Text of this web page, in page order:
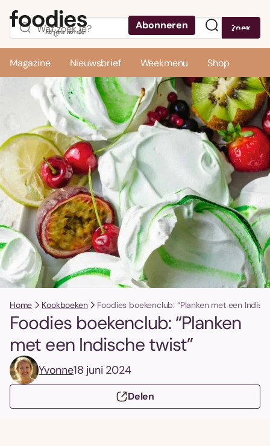
Abonneren Zoek
Magazine Nieuwsbrief Weekmenu Shop
Home Kookboeken Foodies boekenclub: “Planken met een
Foodies boekenclub: “Planken
met een Indische twist”
Yvonne18 juni 2024
Delen